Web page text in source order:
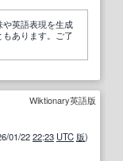
英語表現を生成
あります。ご了
Wiktionary英語版
01/2222:23 UTC 版)